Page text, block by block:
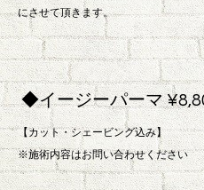
にさせて頂きます。
◆イージーパーマ
【カット・シェービング込み】
※施術内容はお問い合わせください